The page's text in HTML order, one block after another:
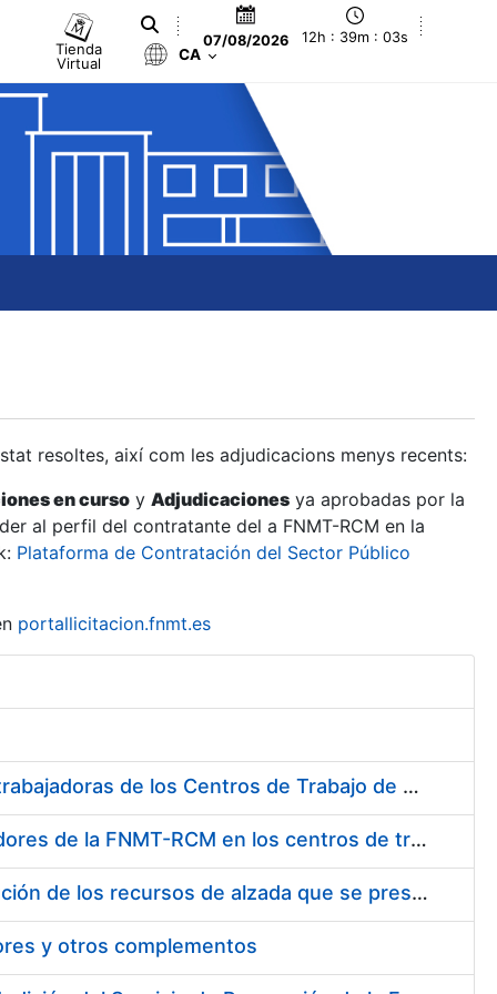
Tienda
Virtual
07/08/2026 12h : 39m : 04s
CA
resoltes, així com les adjudicacions menys recents:
en curso y Adjudicaciones ya aprobadas por la
al perfil del contratante del a FNMT-RCM en la
Plataforma de Contratación del Sector Público
portallicitacion.fnmt.es
Suministro de Protectores Auditivos a medida para las personas trabajadoras de los Centros de Trabajo de Madrid y Burgos
Suministro de gafas graduadas antiproyecciones para los trabajadores de la FNMT-RCM en los centros de trabajo de Madrid y Burgos
Servicios de una empresa externa para el asesoramiento y resolución de los recursos de alzada que se presentan relacionados con procesos de selección para la FNMT-RCM
y otros complementos